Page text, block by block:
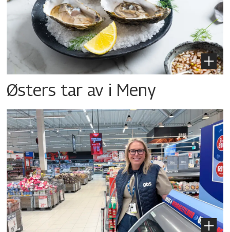
Østers tar av i Meny